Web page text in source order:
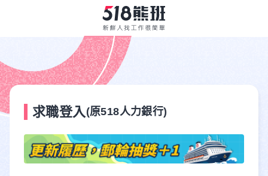
求職登入 (原518人力銀行)